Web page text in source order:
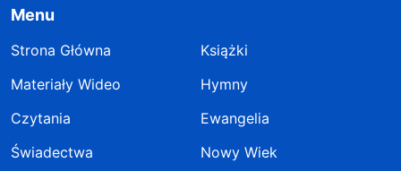
Menu
Strona Główna
Książki
Materiały Wideo
Hymny
Czytania
Ewangelia
Świadectwa
Nowy Wiek